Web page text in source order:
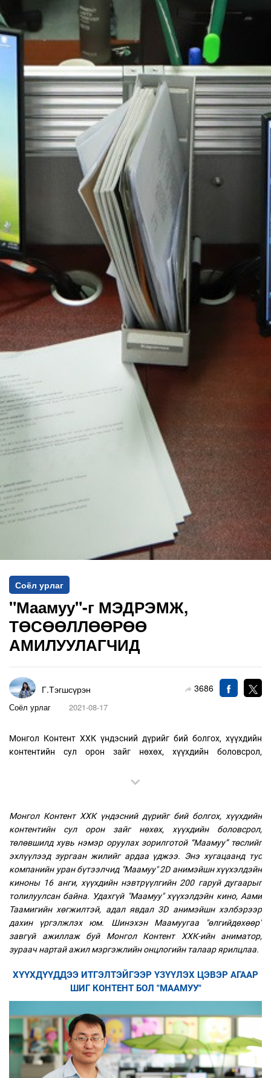
Соёл урлаг
"Маамуу"-г МЭДРЭМЖ,
ТӨСӨӨЛЛӨӨРӨӨ
АМИЛУУЛАГЧИД
Г.Тэгшсүрэн 3686
Соёл урлаг 2021-08-17
Монгол Контент ХХК үндэсний дүрийг бий болгох, хүүхдийн
контентийн сул орон зайг нөхөх, хүүхдийн боловсрол,
эхлүүлээд зургаан жилийг ардаа үджээ.
Монгол Контент ХХК үндэсний дүрийг бий болгох, хүүхдийн
контентийн сул орон зайг нөхөх, хүүхдийн боловсрол,
төлөвшилд хувь нэмэр оруулах зорилготой “Маамуу” төслийг
эхлүүлээд зургаан жилийг ардаа үджээ. Энэ хугацаанд тус
компанийн уран бүтээлчид "Маамуу" 2D анимэйшн хүүхэлдэйн
киноны 16 анги, хүүхдийн нэвтрүүлгийн 200 гаруй дугаарыг
толилуулсан байна. Удахгүй "Маамуу" хүүхэлдэйн кино, Аами
Таамигийн хөгжилтэй, адал явдал 3D анимэйшн хэлбэрээр
дахин үргэлжлэх юм. Шинэхэн Маамуугаа "өлгийдөхөөр"
завгүй ажиллаж буй Монгол Контент ХХК-ийн аниматор,
зураач нартай ажил мэргэжлийн онцлогийн талаар ярилцлаа.
ХҮҮХДҮҮДДЭЭ ИТГЭЛТЭЙГЭЭР ҮЗҮҮЛЭХ ЦЭВЭР АГААР
ШИГ КОНТЕНТ БОЛ "МААМУУ"